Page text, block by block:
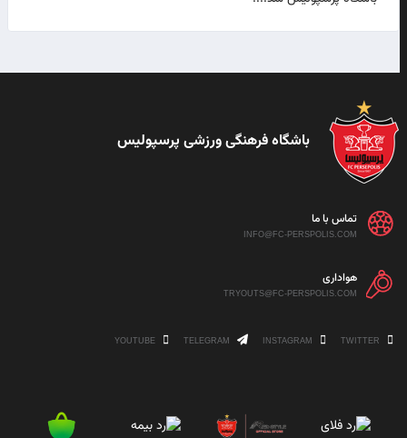
باشگاه فرهنگی ورزشی پرسپولیس
تماس با ما
INFO@FC-PERSPOLIS.COM
هواداری
TRYOUTS@FC-PERSPOLIS.COM